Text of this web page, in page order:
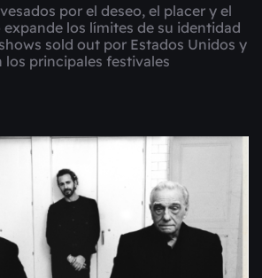
por el deseo, el placer y el
los límites de su identidad
sold out por Estados Unidos y
los principales festivales